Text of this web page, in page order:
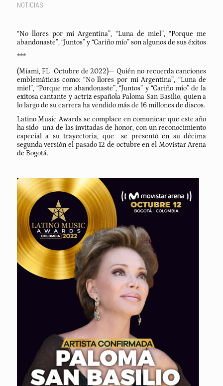
NOTICIAS
“No llores por mí Argentina”, “Luna de miel”, “Porque me
abandonaste”, “Juntos” y “Cariño mío” son algunos de sus éxitos
***
(Miami, FL Octubre de 2022)— Quién no recuerda canciones
emblemáticas como: “No llores por mí Argentina”, “Luna de
miel”, “Porque me abandonaste”, “Juntos” y “Cariño mío” de la
exitosa cantante y actriz española Paloma San Basilio, quien a
lo largo de su carrera ha vendido más de 16 millones de discos.
Latino Music Awards se complace en comunicar que este año
ha sido una de las invitadas de honor, con un reconocimiento
especial a su trayectoria, que se presentó en su décima
segunda versión el pasado 12 de octubre en el Movistar Arena
de Bogotá.